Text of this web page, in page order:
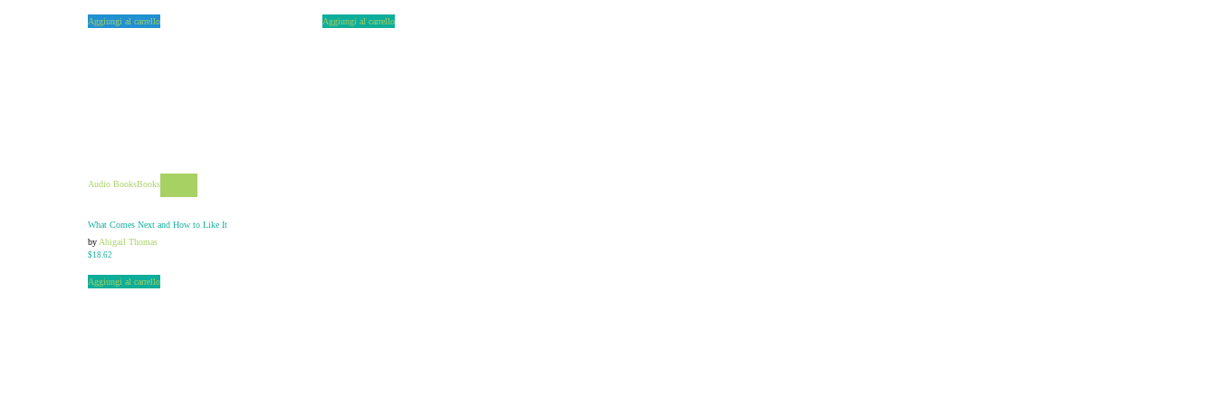
Aggiungi al carrello Aggiungi al carrello
Audio BooksBooks
What Comes Next and How to Like It
by Abigail Thomas
$18.62
Aggiungi al carrello